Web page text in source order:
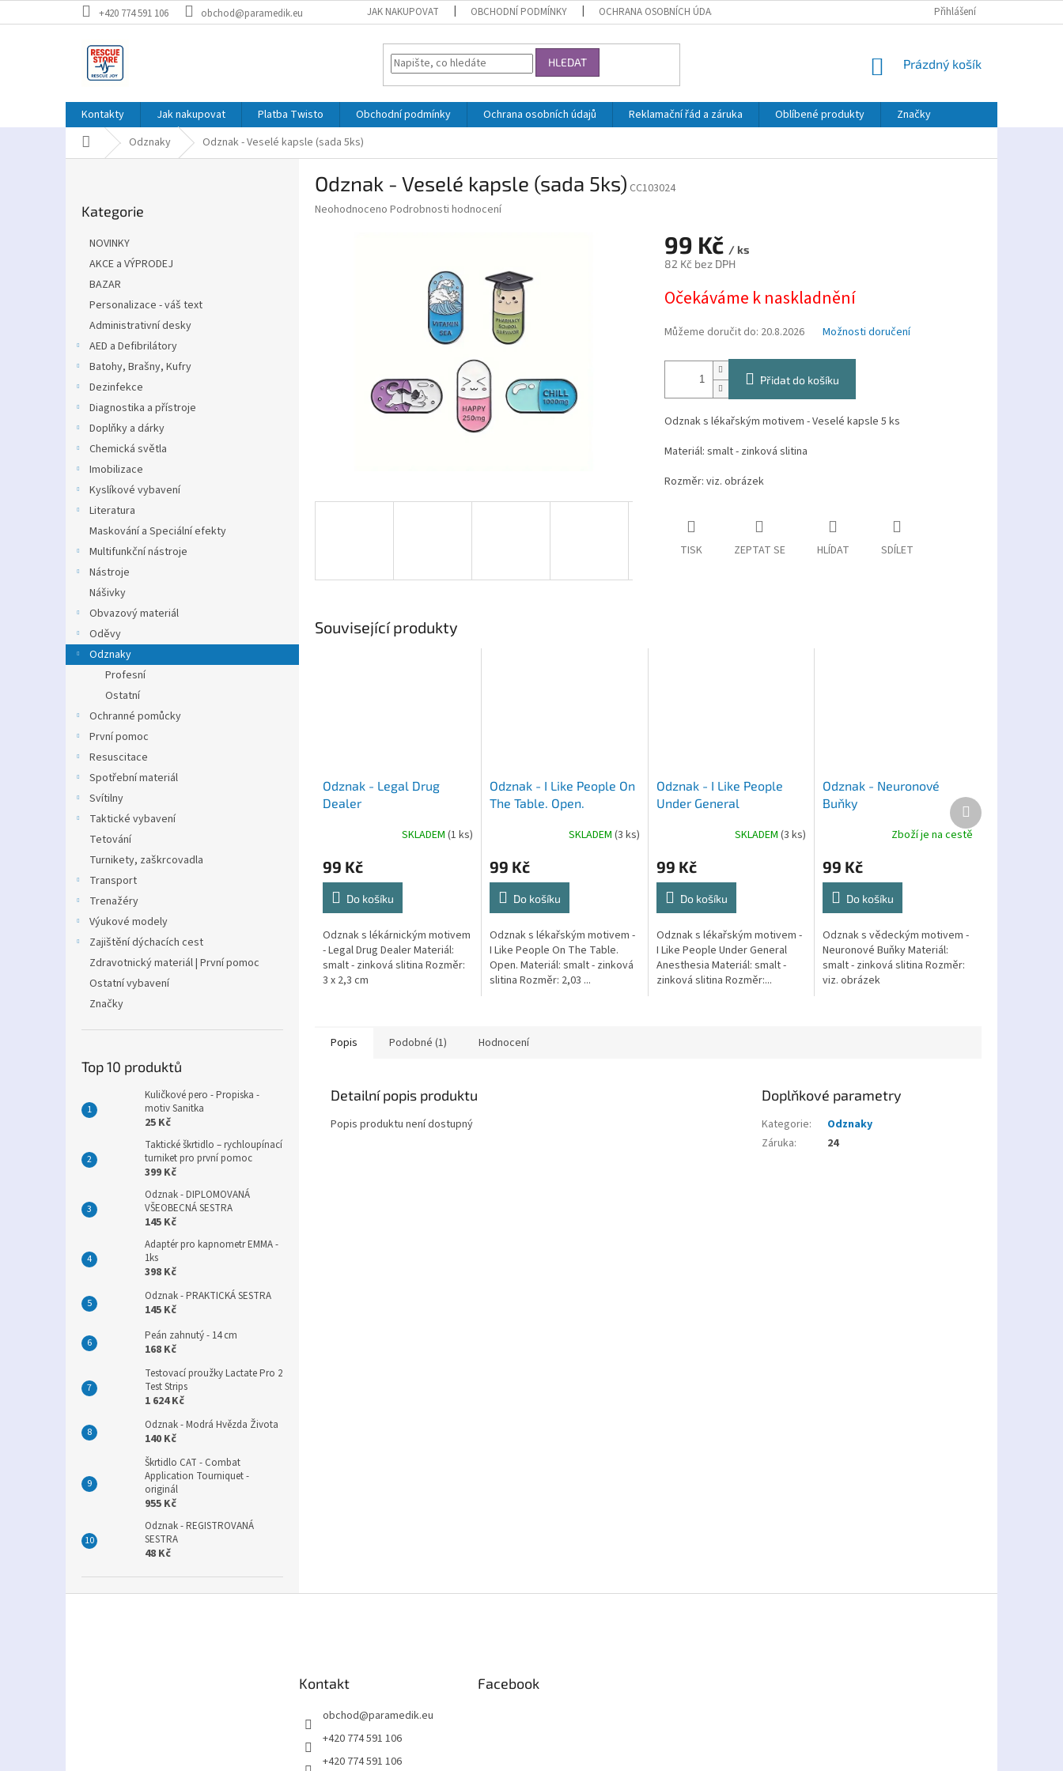
na
+420 774 591 106 obchod@paramedik.eu JAK NAKUPOVAT OBCHODNÍ PODMÍNKY OCHRANA OSOBNÍCH ÚDAJŮ Přihlášení
HLEDAT
NÁKUPNÍ
Prázdný košík
Kontakty Jak nakupovat Platba Twisto Obchodní podmínky Ochrana osobních údajů Reklamační řád a záruka Oblíbené produkty
Značky
Domů Odznaky Odznak - Veselé kapsle (sada 5ks)
kategorie
Kategorie
NOVINKY
AKCE a VÝPRODEJ
BAZAR
Personalizace - váš text
Administrativní desky
AED a Defibrilátory
Batohy, Brašny, Kufry
Dezinfekce
Diagnostika a přístroje
Doplňky a dárky
Chemická světla
Imobilizace
Kyslíkové vybavení
Literatura
Maskování a Speciální efekty
Multifunkční nástroje
Nástroje
Nášivky
Obvazový materiál
Oděvy
Odznaky
Profesní
Ostatní
Ochranné pomůcky
První pomoc
Resuscitace
Spotřební materiál
Svítilny
Taktické vybavení
Tetování
Turnikety, zaškrcovadla
Transport
Trenažéry
Výukové modely
Zajištění dýchacích cest
Zdravotnický materiál | První pomoc
Ostatní vybavení
Značky
Top 10 produktů
Kuličkové pero - Propiska -
motiv Sanitka
25 Kč
Taktické škrtidlo – rychloupínací
turniket pro první pomoc
399 Kč
Odznak - DIPLOMOVANÁ
VŠEOBECNÁ SESTRA
145 Kč
Adaptér pro kapnometr EMMA -
1ks
398 Kč
Odznak - PRAKTICKÁ SESTRA
145 Kč
Peán zahnutý - 14 cm
168 Kč
Testovací proužky Lactate Pro 2
Test Strips
1 624 Kč
Odznak - Modrá Hvězda Života
140 Kč
Škrtidlo CAT - Combat
Application Tourniquet -
originál
955 Kč
Odznak - REGISTROVANÁ
SESTRA
48 Kč
Odznak - Veselé kapsle (sada 5ks) CC103024
Průměrné
Neohodnoceno Podrobnosti hodnocení
99 Kč / ks
82 Kč bez DPH
cena:
Očekáváme k naskladnění
Můžeme doručit do: 20.8.2026 Možnosti doručení
Přidat do košíku
Odznak s lékařským motivem - Veselé kapsle 5 ks
Materiál: smalt - zinková slitina
Rozměr: viz. obrázek
TISK ZEPTAT SE HLÍDAT SDÍLET
Související produkty
Odznak - Legal Drug
Dealer
SKLADEM (1 ks)
99 Kč
Do košíku
Odznak s lékárnickým motivem
- Legal Drug Dealer Materiál:
smalt - zinková slitina Rozměr:
3 x 2,3 cm
Odznak - I Like People On
The Table. Open.
SKLADEM (3 ks)
99 Kč
Do košíku
Odznak s lékařským motivem -
I Like People On The Table.
Open. Materiál: smalt - zinková
slitina Rozměr: 2,03 ...
Odznak - I Like People
Under General
SKLADEM(3 ks)
99 Kč
Do košíku
Odznak s lékařským motivem -
I Like People Under General
Anesthesia Materiál: smalt -
zinková slitina Rozměr:...
Odznak - Neuronové
Buňky
Zboží je na cestě
99 Kč
Do košíku
Odznak s vědeckým motivem -
Neuronové Buňky Materiál:
smalt - zinková slitina Rozměr:
viz. obrázek
Další
produkt
Popis Podobné (1) Hodnocení
Detailní popis produktu
Popis produktu není dostupný
Doplňkové parametry
Kategorie:
Odznaky
Záruka: 24
Kontakt
obchod@paramedik.eu
+420 774 591 106
+420 774 591 106
Facebook